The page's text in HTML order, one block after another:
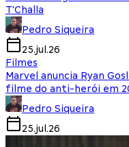
T'Challa
Pedro Siqueira
25.jul.26
Filmes
Marvel anuncia Ryan
filme do anti-herói em
Pedro Siqueira
25.jul.26